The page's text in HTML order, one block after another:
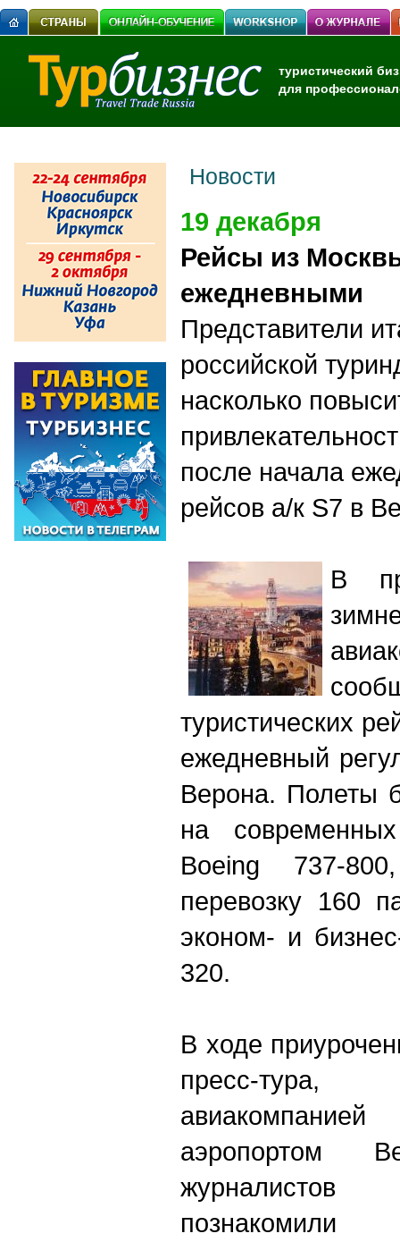
туристический
для
Новости
19 декабря
Рейсы из
ежедневными
Представители
российской
насколько
после начала
рейсов а/к S7 в
В
туристических
ежедневный
Верона. Полеты
на
Boeing 737-
перевозку 160
эконом- и
320.
В ходе
пресс-тура,
аэропортом
журналистов